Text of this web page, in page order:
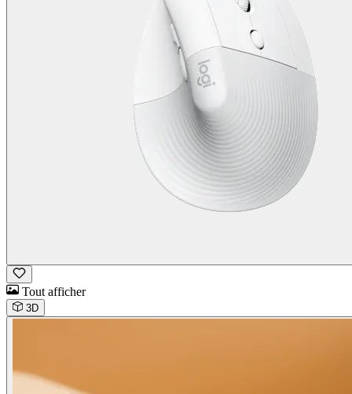
Tout afficher
3D